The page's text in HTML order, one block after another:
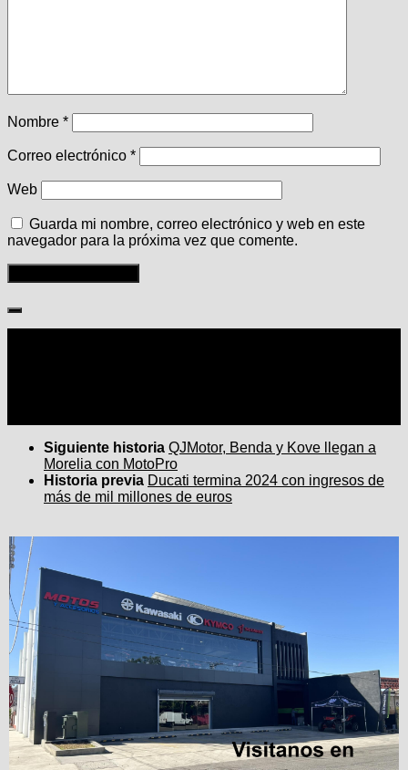
Nombre *
Correo electrónico *
Web
Guarda mi nombre, correo electrónico y web en este
navegador para la próxima vez que comente.
Siguiente historia QJMotor, Benda y Kove llegan a
Morelia con MotoPro
Historia previa Ducati termina 2024 con ingresos de
más de mil millones de euros